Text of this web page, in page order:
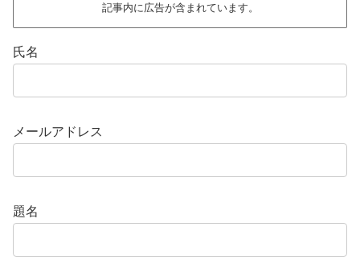
記事内に広告が含まれています。
氏名
メールアドレス
題名